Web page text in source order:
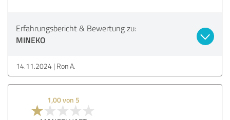
Erfahrungsbericht & Bewertung zu:
MINEKO
14.11.2024 Ron A.
1,00 von 5